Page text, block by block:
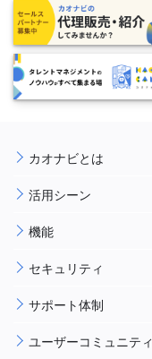
カオナビとは
活用シーン
機能
セキュリティ
サポート体制
ユーザーコミュニティ